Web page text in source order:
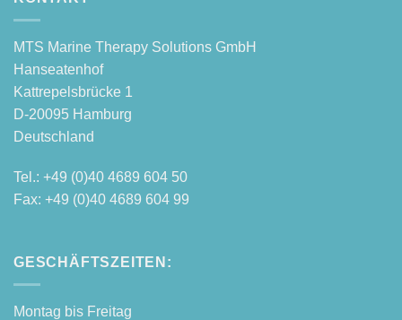
MTS Mari­ne The­ra­py Solu­ti­ons GmbH
Hanseatenhof
Kattre­pels­brü­cke 1
D‑20095 Hamburg
Deutschland
Tel.: +49 (0)40 4689 604 50
Fax: +49 (0)40 4689 604 99
GESCHÄFTSZEITEN:
Mon­tag bis Freitag